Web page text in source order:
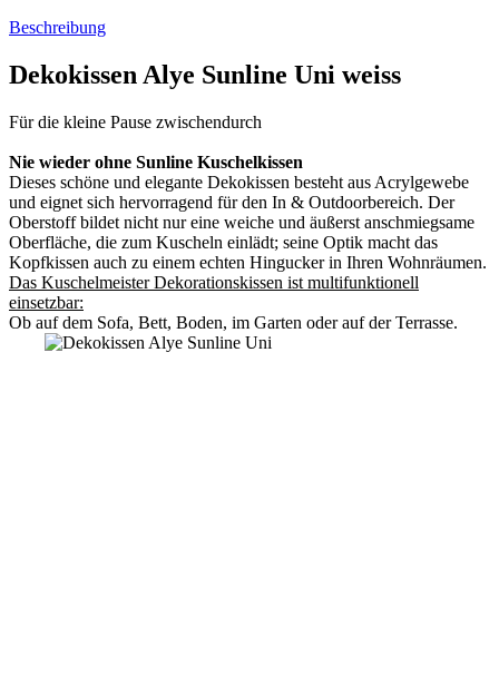
Beschreibung
Dekokissen Alye Sunline Uni weiss
Für die kleine Pause zwischendurch
Nie wieder ohne Sunline Kuschelkissen
Dieses schöne und elegante Dekokissen besteht aus Acrylgewebe
und eignet sich hervorragend für den In & Outdoorbereich. Der
Oberstoff bildet nicht nur eine weiche und äußerst anschmiegsame
Oberfläche, die zum Kuscheln einlädt; seine Optik macht das
Kopfkissen auch zu einem echten Hingucker in Ihren Wohnräumen.
Das Kuschelmeister Dekorationskissen ist multifunktionell
einsetzbar:
Ob auf dem Sofa, Bett, Boden, im Garten oder auf der Terrasse.